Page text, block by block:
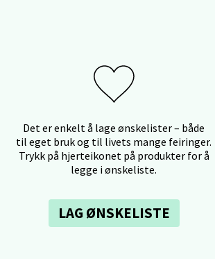
Det er enkelt å lage ønskelister – både
til eget bruk og til livets mange feiringer.
Trykk på hjerteikonet på produkter for å
legge i ønskeliste.
LAG ØNSKELISTE
Thon
Åpent i